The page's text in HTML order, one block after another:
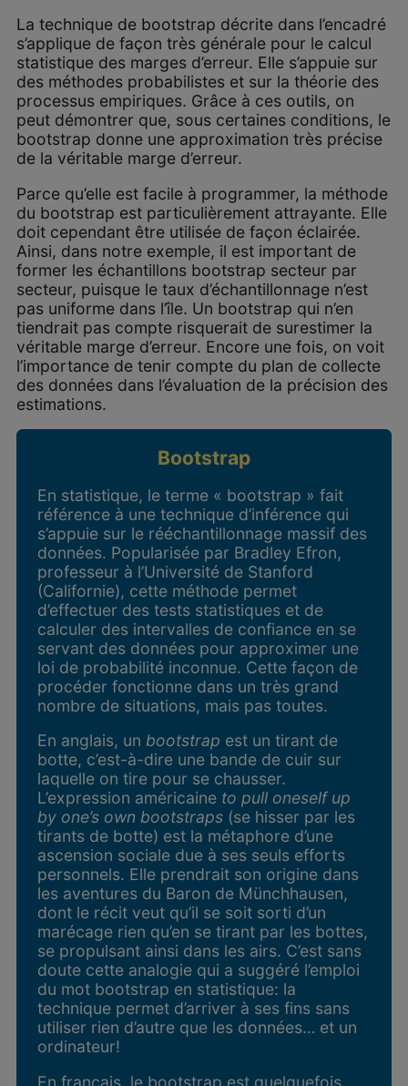
La technique de bootstrap décrite dans l’encadré
s’applique de façon très générale pour le calcul
statistique des marges d’erreur. Elle s’appuie sur
des méthodes probabilistes et sur la théorie des
processus empiriques. Grâce à ces outils, on
peut démontrer que, sous certaines conditions, le
bootstrap donne une approximation très précise
de la véritable marge d’erreur.
Parce qu’elle est facile à programmer, la méthode
du bootstrap est particulièrement attrayante. Elle
doit cependant être utilisée de façon éclairée.
Ainsi, dans notre exemple, il est important de
former les échantillons bootstrap secteur par
secteur, puisque le taux d’échantillonnage n’est
pas uniforme dans l’île. Un bootstrap qui n’en
tiendrait pas compte risquerait de surestimer la
véritable marge d’erreur. Encore une fois, on voit
l’importance de tenir compte du plan de collecte
des données dans l’évaluation de la précision des
estimations.
Bootstrap
En statistique, le terme « bootstrap » fait
référence à une technique d’inférence qui
s’appuie sur le rééchantillonnage massif des
données. Popularisée par Bradley Efron,
professeur à l’Université de Stanford
(Californie), cette méthode permet
d’effectuer des tests statistiques et de
calculer des intervalles de confiance en se
servant des données pour approximer une
loi de probabilité inconnue. Cette façon de
procéder fonctionne dans un très grand
nombre de situations, mais pas toutes.
En anglais, un bootstrap est un tirant de
botte, c’est-à-dire une bande de cuir sur
laquelle on tire pour se chausser.
L’expression américaine to pull oneself up
by one’s own bootstraps(se hisser par les
tirants de botte) est la métaphore d’une
ascension sociale due à ses seuls efforts
personnels. Elle prendrait son origine dans
les aventures du Baron de Münchhausen,
dont le récit veut qu’il se soit sorti d’un
marécage rien qu’en se tirant par les bottes,
se propulsant ainsi dans les airs. C’est sans
doute cette analogie qui a suggéré l’emploi
du mot bootstrap en statistique: la
technique permet d’arriver à ses fins sans
utiliser rien d’autre que les données… et un
ordinateur!
En français, le bootstrap est quelquefois